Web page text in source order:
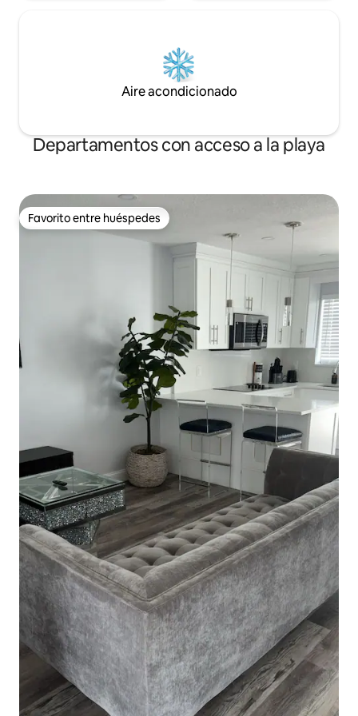
Aire acondicionado
Departamentos con acceso a la playa
Favorito entre huéspedes
Favorito entre huéspedes